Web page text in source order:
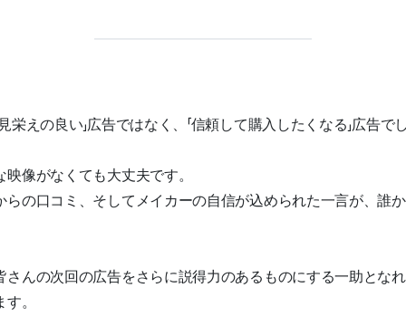
栄えの良い」広告ではなく、「信頼して購入したくなる」広告で
像がなくても大丈夫です。
らの口コミ、そしてメイカーの自信が込められた一言が、誰
さんの次回の広告をさらに説得力のあるものにする一助とな
。